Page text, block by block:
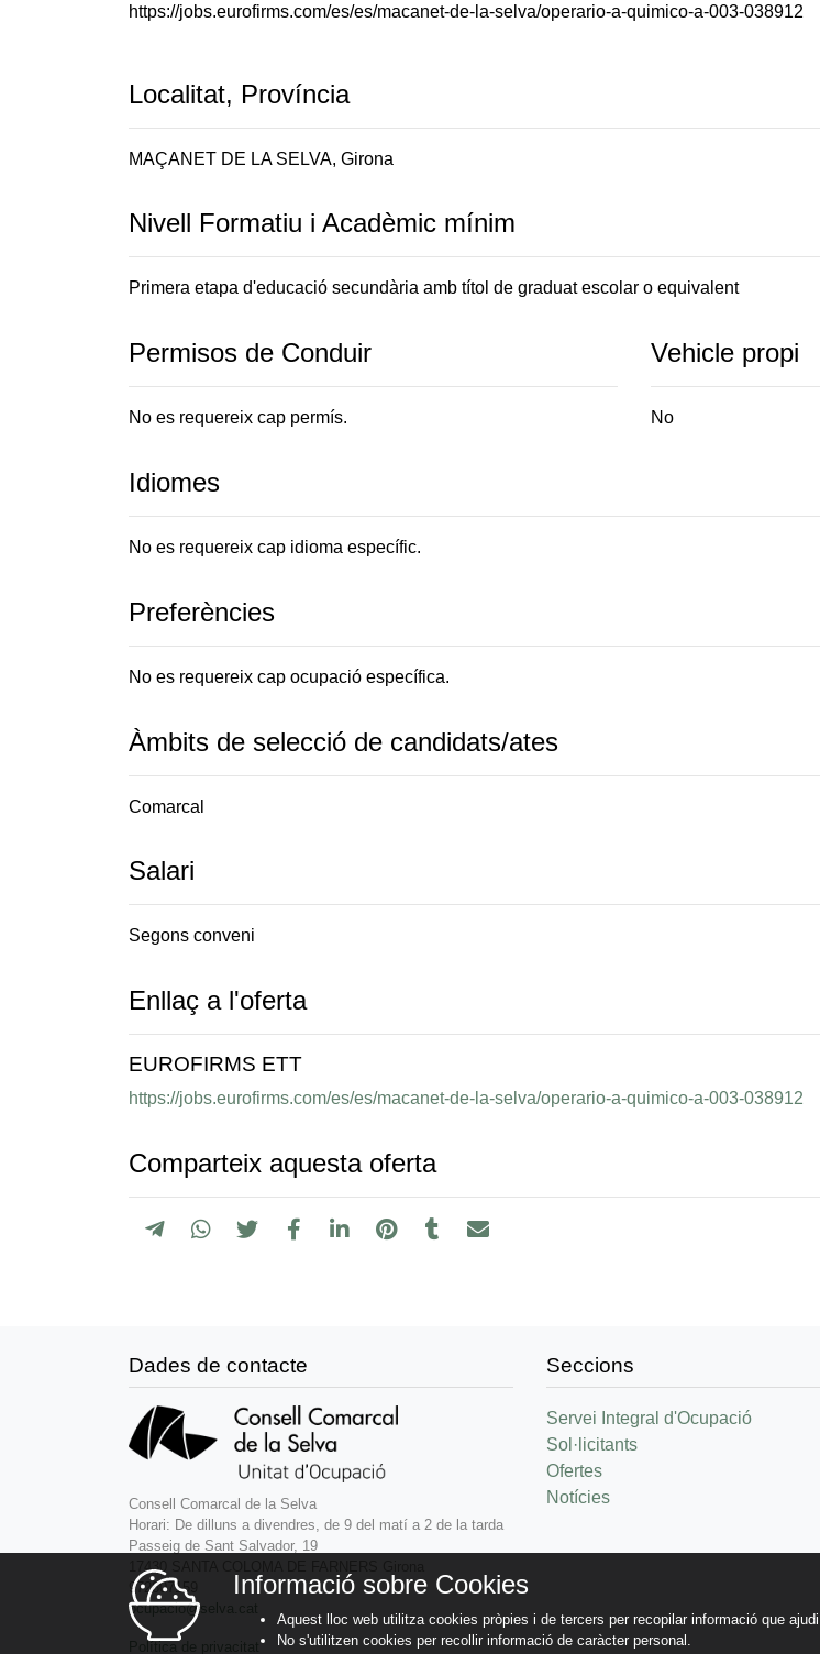
https://jobs.eurofirms.com/es/es/macanet-de-la-selva/operario-a-quimico-a-003-038912
Localitat, Província
MAÇANET DE LA SELVA, Girona
Nivell Formatiu i Acadèmic mínim
Primera etapa d'educació secundària amb títol de graduat escolar o equivalent
Permisos de Conduir
No es requereix cap permís.
Vehicle propi
No
Idiomes
No es requereix cap idioma específic.
Preferències
No es requereix cap ocupació específica.
Àmbits de selecció de candidats/ates
Comarcal
Salari
Segons conveni
Enllaç a l'oferta
EUROFIRMS ETT
https://jobs.eurofirms.com/es/es/macanet-de-la-selva/operario-a-quimico-a-003-038912
Comparteix aquesta oferta
Dades de contacte
Consell Comarcal de la Selva
Horari: De dilluns a divendres, de 9 del matí a 2 de la tarda
Passeig de Sant Salvador, 19
17430 SANTA COLOMA DE FARNERS Girona
972807159
ocupacio@selva.cat
Seccions
Servei Integral d'Ocupació
Sol·licitants
Ofertes
Notícies
Informació sobre Cookies
Aquest lloc web utilitza cookies pròpies i de tercers per recopilar informació que
No s'utilitzen cookies per recollir informació de caràcter personal.